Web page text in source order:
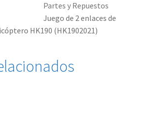
Partes y Repuestos
Juego de 2 enlaces de
HK190 (HK1902021)